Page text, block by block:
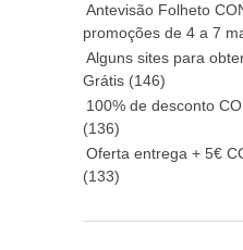
Antevisão Folheto
promoções de 4 a 7
Alguns sites para
Grátis (146)
100% de desconto
(136)
Oferta entrega + 5€
(133)